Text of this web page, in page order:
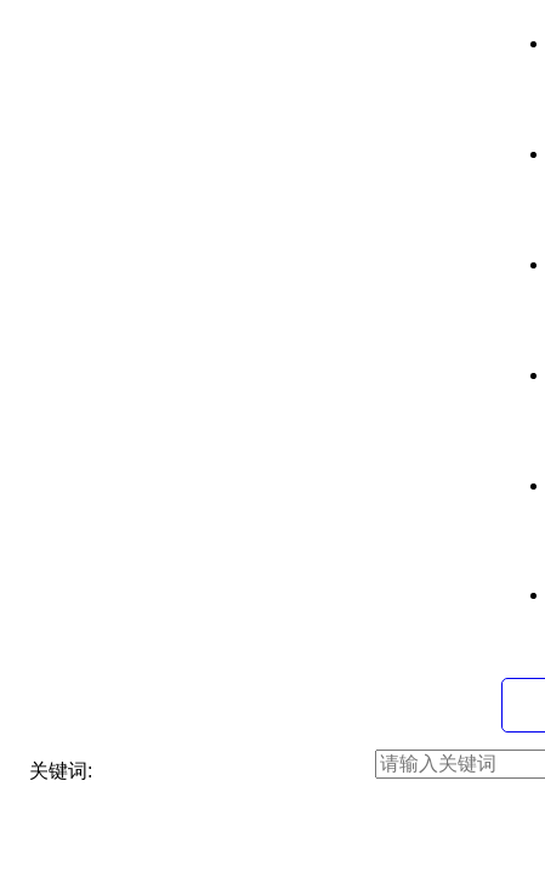
关键词: